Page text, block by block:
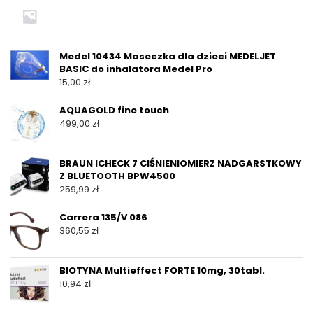
Medel 10434 Maseczka dla dzieci MEDELJET
BASIC do inhalatora Medel Pro
15,00 zł
AQUAGOLD fine touch
499,00 zł
BRAUN ICHECK 7 CIŚNIENIOMIERZ NADGARSTKOWY
Z BLUETOOTH BPW4500
259,99 zł
Carrera 135/V 086
360,55 zł
BIOTYNA Multieffect FORTE 10mg, 30tabl.
10,94 zł